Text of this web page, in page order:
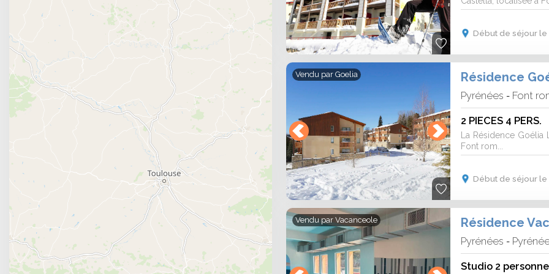
Les Angles: cette station située dans les Pyrénées-Orientales est connue pour son
charme catalan et ses pistes variées.
Cauterets
: cette station située dans les Hautes-Pyrénées est connue pour son
environnement naturel préservé et ses activités de montagne.
Peyragudes
: cette station située dans les Hautes-Pyrénées est connue pour ses
pistes noires challenging et son panorama exceptionnel sur les Pyrénées.
Gourette
: cette station située dans les Pyrénées-Atlantiques est connue pour son
ambiance familiale et ses pistes variées.
Lorsque vous choisissez une station de ski pour votre séjour en avril, il est important de
Début de séjour le
Vendu parGoelia
Pyrénées - Font
2 PIECES 4 PERS.
La Résidence Goélia
Font rom...
Début de séjour le
Vendu parVacanceole
Pyrénées -
Studio 2